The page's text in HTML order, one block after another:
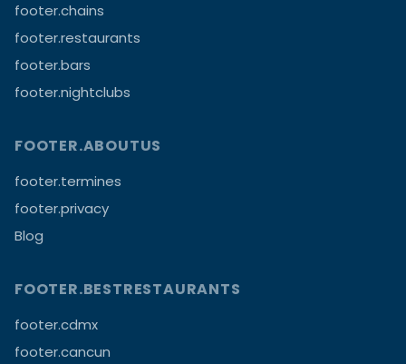
footer.chains
footer.restaurants
footer.bars
footer.nightclubs
FOOTER.ABOUTUS
footer.termines
footer.privacy
Blog
FOOTER.BESTRESTAURANTS
footer.cdmx
footer.cancun